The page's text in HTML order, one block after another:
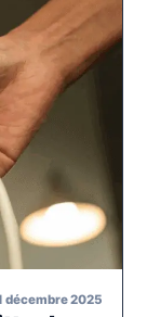
décembre 2025